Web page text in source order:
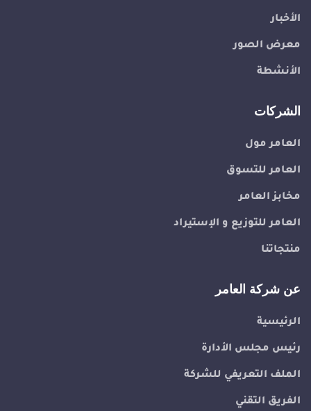
الأخبار
معرض الصور
الأنشطة
الشركات
العامر مول
العامر للتسوق
مخابز العامر
العامر للتوزيع و الإستيراد
منتجاتنا
عن شركة العامر
الرئيسية
رئيس مجلس الأدارة
الملف التعريفي للشركة
الفريق التقني